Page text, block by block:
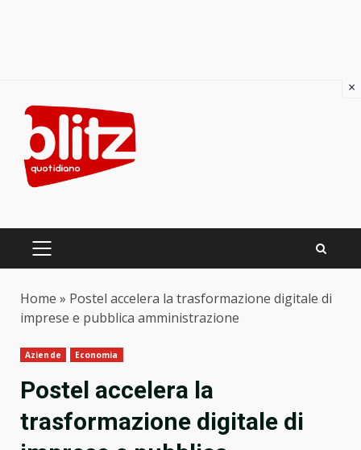
content
PRIMARY
Home » Postel accelera la trasformazione digitale di
imprese e pubblica amministrazione
Aziende Economia
Postel accelera la
trasformazione digitale di
×